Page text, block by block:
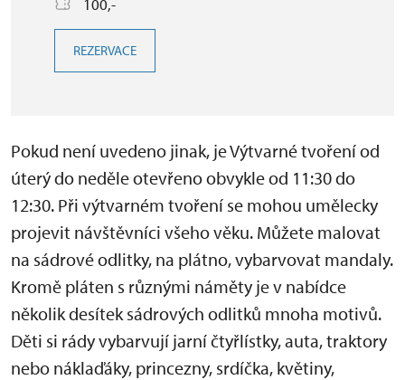
100,-
REZERVACE
Pokud není uvedeno jinak, je Výtvarné tvoření od
úterý do neděle otevřeno obvykle od 11:30 do
12:30. Při výtvarném tvoření se mohou umělecky
projevit návštěvníci všeho věku. Můžete malovat
na sádrové odlitky, na plátno, vybarvovat mandaly.
Kromě pláten s různými náměty je v nabídce
několik desítek sádrových odlitků mnoha motivů.
Děti si rády vybarvují jarní čtyřlístky, auta, traktory
nebo náklaďáky, princezny, srdíčka, květiny,